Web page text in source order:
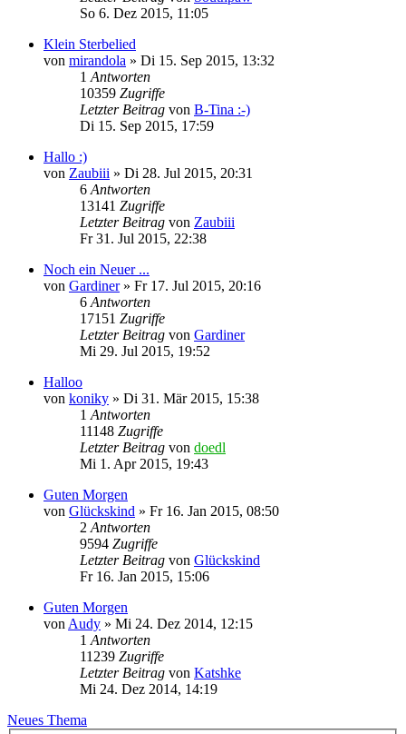
So 6. Dez 2015, 11:05
Klein Sterbelied
von mirandola » Di 15. Sep 2015, 13:32
1 Antworten
10359 Zugriffe
Letzter Beitrag von B-Tina :-)
Di 15. Sep 2015, 17:59
Hallo :)
von Zaubiii » Di 28. Jul 2015, 20:31
6 Antworten
13141 Zugriffe
Letzter Beitrag von Zaubiii
Fr 31. Jul 2015, 22:38
Noch ein Neuer ...
von Gardiner» Fr 17. Jul 2015, 20:16
6 Antworten
17151 Zugriffe
Letzter Beitrag von Gardiner
Mi 29. Jul 2015, 19:52
Halloo
von koniky » Di 31. Mär 2015, 15:38
1 Antworten
11148 Zugriffe
Letzter Beitrag von doedl
Mi 1. Apr 2015, 19:43
Guten Morgen
von Glückskind » Fr 16. Jan 2015, 08:50
2 Antworten
9594 Zugriffe
Letzter Beitrag von Glückskind
Fr 16. Jan 2015, 15:06
Guten Morgen
von Audy » Mi 24. Dez 2014, 12:15
1 Antworten
11239 Zugriffe
Letzter Beitrag von Katshke
Mi 24. Dez 2014, 14:19
Neues Thema